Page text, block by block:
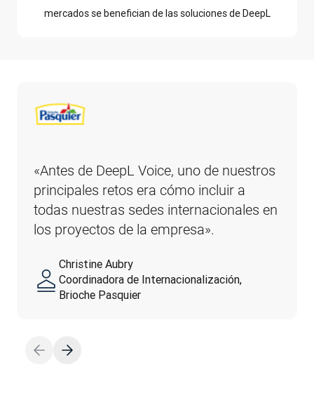
mercados se benefician de las soluciones de DeepL
«Antes de DeepL Voice, uno de nuestros
principales retos era cómo incluir a
todas nuestras sedes internacionales en
los proyectos de la empresa».
Christine Aubry
Coordinadora de Internacionalización,
Brioche Pasquier